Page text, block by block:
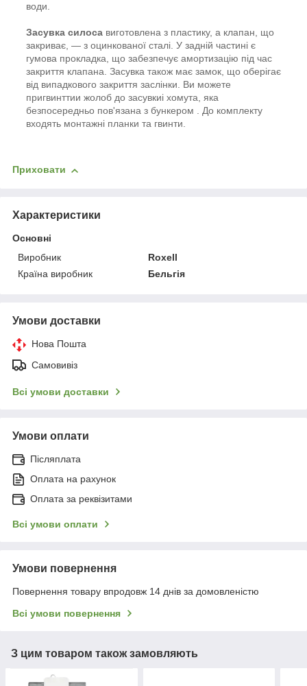
води.
Засувка силоса виготовлена з пластику, а клапан, що
закриває, — з оцинкованої сталі. У задній частині є
гумова прокладка, що забезпечує амортизацію під час
закриття клапана. Засувка також має замок, що оберігає
від випадкового закриття заслінки. Ви можете
пригвинттии жолоб до засувкиі хомута, яка
безпосередньо пов'язана з бункером . До комплекту
входять монтажні планки та гвинти.
Приховати
Характеристики
Основні
Виробник
Roxell
Країна виробник
Бельгія
Умови доставки
Нова Пошта
Самовивіз
Всі умови доставки
Умови оплати
Післяплата
Оплата на рахунок
Оплата за реквізитами
Всі умови оплати
Умови повернення
Повернення товару впродовж 14 днів за домовленістю
Всі умови повернення
З цим товаром також замовляють